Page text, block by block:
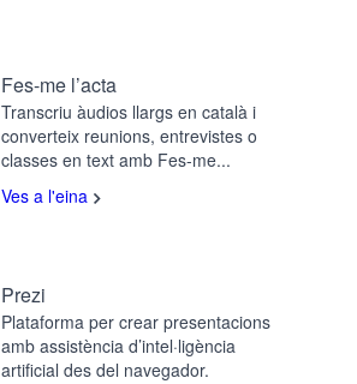
Fes-me l’acta
Transcriu àudios llargs en català i
converteix reunions, entrevistes o
classes en text amb Fes-me...
Ves a l'eina
Prezi
Plataforma per crear presentacions
amb assistència d’intel·ligència
artificial des del navegador.